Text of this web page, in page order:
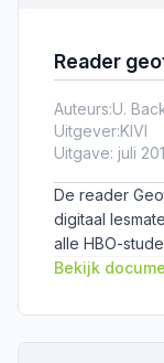
Reader
Auteurs:U.
Uitgever:KIVI
Uitgave: juli
De reader
digitaal
alle HBO-
Bekijk